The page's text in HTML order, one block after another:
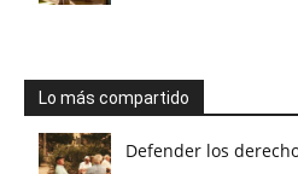
Lo más compartido
Defender los